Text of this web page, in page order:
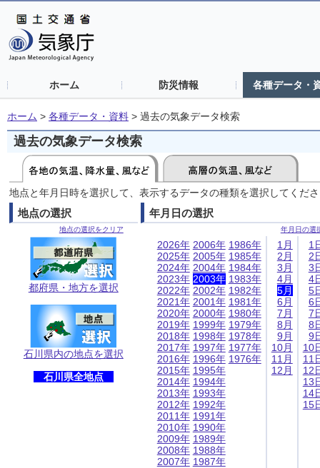
ホーム 防災情報 各種データ・
ホーム > 各種データ・資料 > 過去の気象データ検索
過去の気象データ検索
地点と年月日時を選択して、表示するデータの種類を選択してくだ
地点の選択
地点の選択をクリア
都府県・地方を選択
石川県内の地点を選択
石川県全地点
年月日の選択
年月日の選
2026年
2025年
2024年
2023年
2022年
2021年
2020年
2019年
2018年
2017年
2016年
2015年
2014年
2013年
2012年
2011年
2010年
2009年
2008年
2007年
2006年
2005年
2004年
2003年
2002年
2001年
2000年
1999年
1998年
1997年
1996年
1995年
1994年
1993年
1992年
1991年
1990年
1989年
1988年
1987年
1986年
1985年
1984年
1983年
1982年
1981年
1980年
1979年
1978年
1977年
1976年
1月
2月
3月
4月
5月
6月
7月
8月
9月
10月
11月
12月
1
2
3
4
5
6
7
8
9
10
11
12
13
14
15